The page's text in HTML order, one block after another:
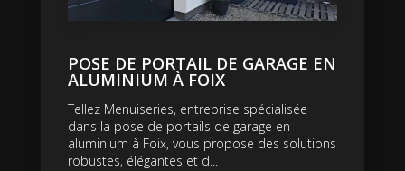
POSE DE PORTAIL DE GARAGE EN
ALUMINIUM À FOIX
Tellez Menuiseries, entreprise spécialisée
dans la pose de portails de garage en
aluminium à Foix, vous propose des solutions
robustes, élégantes et d...